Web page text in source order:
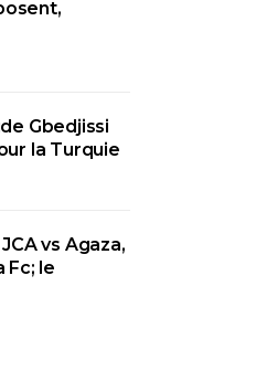
Gbedjissi
la Turquie
vs Agaza,
Fc; le